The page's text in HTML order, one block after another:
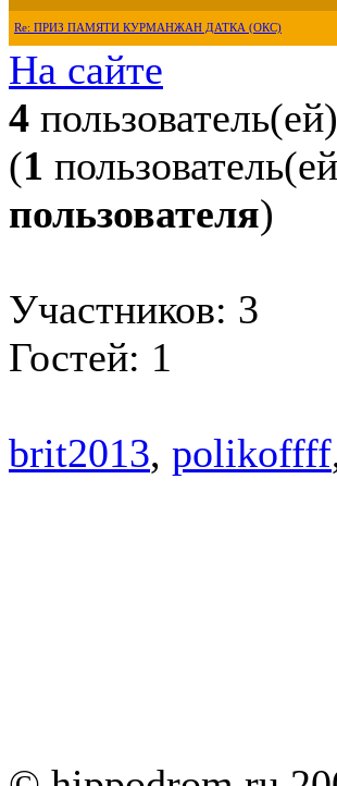
Re: ПРИЗ ПАМЯТИ КУРМАНЖАН ДАТКА (ОКС)
На сайте
4
(1
пользователя)
Участников: 3
Гостей: 1
brit2013, polikoffff